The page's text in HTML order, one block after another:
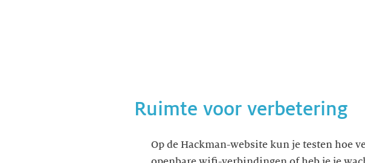
Ruimte voor verbetering
Op de Hackman-website kun je testen hoe